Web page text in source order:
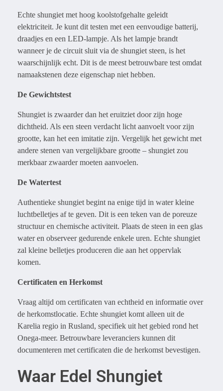
Echte shungiet met hoog koolstofgehalte geleidt
elektriciteit. Je kunt dit testen met een eenvoudige batterij,
draadjes en een LED-lampje. Als het lampje brandt
wanneer je de circuit sluit via de shungiet steen, is het
waarschijnlijk echt. Dit is de meest betrouwbare test omdat
namaakstenen deze eigenschap niet hebben.
De Gewichtstest
Shungiet is zwaarder dan het eruitziet door zijn hoge
dichtheid. Als een steen verdacht licht aanvoelt voor zijn
grootte, kan het een imitatie zijn. Vergelijk het gewicht met
andere stenen van vergelijkbare grootte – shungiet zou
merkbaar zwaarder moeten aanvoelen.
De Watertest
Authentieke shungiet begint na enige tijd in water kleine
luchtbelletjes af te geven. Dit is een teken van de poreuze
structuur en chemische activiteit. Plaats de steen in een glas
water en observeer gedurende enkele uren. Echte shungiet
zal kleine belletjes produceren die aan het oppervlak
komen.
Certificaten en Herkomst
Vraag altijd om certificaten van echtheid en informatie over
de herkomstlocatie. Echte shungiet komt alleen uit de
Karelia regio in Rusland, specifiek uit het gebied rond het
Onega-meer. Betrouwbare leveranciers kunnen dit
documenteren met certificaten die de herkomst bevestigen.
Waar Edel Shungiet